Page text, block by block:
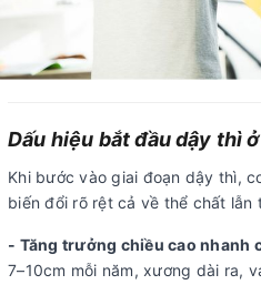
Dấu hiệu bắt đầu dậy thì
Khi bước vào giai đoạn dậy thì,
biến đổi rõ rệt cả về thể chất lẫn
- Tăng trưởng chiều cao nhanh
7–10cm mỗi năm, xương dài ra,